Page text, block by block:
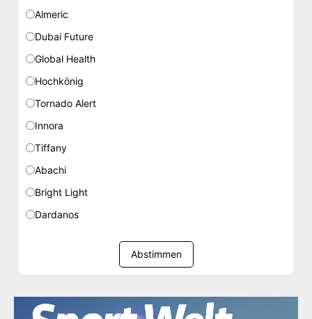
Almeric
Dubai Future
Global Health
Hochkönig
Tornado Alert
Innora
Tiffany
Abachi
Bright Light
Dardanos
Abstimmen